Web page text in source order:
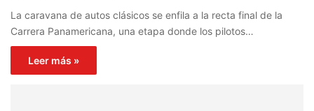
La caravana de autos clásicos se enfila a la recta final de la
Carrera Panamericana, una etapa donde los pilotos…
Leer más »